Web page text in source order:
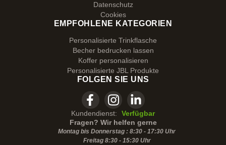
Datenschutz
Cookies
EMPFOHLENE KATEGORIEN
Personalisierte Trinkflasche
Becher bedrucken lassen
Koffer personalisieren
Personalisierte JBL Produkte
FOLGEN SIE UNS
Kundendienst:
Verfügbar
Fragen? Wir helfen gerne
Montag bis Donnerstag : 8:30 - 17:30 Uhr
Freitag 8:30 - 15:30Uhr